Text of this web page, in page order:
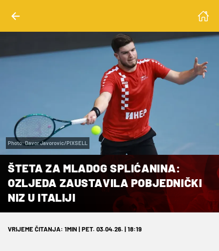
Photo: Davor Javorovic/PIXSELL
ŠTETA ZA MLADOG SPLIĆANINA:
OZLJEDA ZAUSTAVILA POBJEDNIČKI
NIZ U ITALIJI
VRIJEME ČITANJA: 1MIN | PET. 03.04.26. | 18:19